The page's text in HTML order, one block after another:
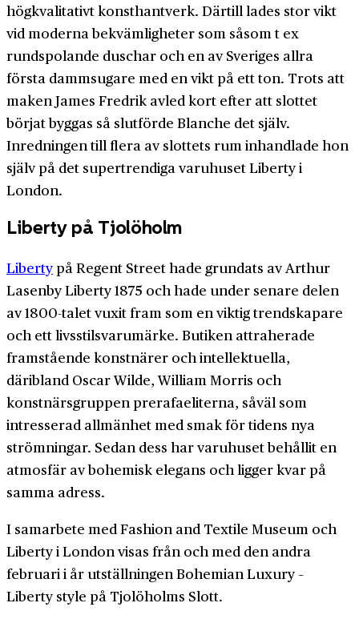
högkvalitativt konsthantverk. Därtill lades stor vikt
vid moderna bekvämligheter som såsom t ex
rundspolande duschar och en av Sveriges allra
första dammsugare med en vikt på ett ton. Trots att
maken James Fredrik avled kort efter att slottet
börjat byggas så slutförde Blanche det själv.
Inredningen till flera av slottets rum inhandlade hon
själv på det supertrendiga varuhuset Liberty i
London.
Liberty på Tjolöholm
Liberty på Regent Street hade grundats av Arthur
Lasenby Liberty 1875 och hade under senare delen
av 1800-talet vuxit fram som en viktig trendskapare
och ett livsstilsvarumärke. Butiken attraherade
framstående konstnärer och intellektuella,
däribland Oscar Wilde, William Morris och
konstnärsgruppen prerafaeliterna, såväl som
intresserad allmänhet med smak för tidens nya
strömningar. Sedan dess har varuhuset behållit en
atmosfär av bohemisk elegans och ligger kvar på
samma adress.
I samarbete med Fashion and Textile Museum och
Liberty i London visas från och med den andra
februari i år utställningen Bohemian Luxury –
Liberty style på Tjolöholms Slott.